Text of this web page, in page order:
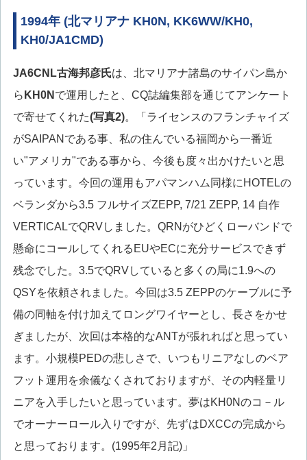
1994年 (北マリアナ KH0N, KK6WW/KH0,
KH0/JA1CMD)
JA6CNL古海邦彦氏は、北マリアナ諸島のサイパン島か
ら KH0N で運用したと、CQ誌編集部を通じてアンケート
で寄せてくれた(写真2)。「ライセンスのフランチャイズ
がSAIPANである事、私の住んでいる福岡から一番近
い"アメリカ"である事から、今後も度々出かけたいと思
っています。今回の運用もアパマンハム同様にHOTELの
ベランダから3.5 フルサイズZEPP, 7/21 ZEPP, 14 自作
VERTICALでQRVしました。QRNがひどくローバンドで
懸命にコールしてくれるEUやECに充分サービスできず
残念でした。3.5でQRVしていると多くの局に1.9への
QSYを依頼されました。今回は3.5 ZEPPのケーブルに予
備の同軸を付け加えてロングワイヤーとし、長さをかせ
ぎましたが、次回は本格的なANTが張れればと思ってい
ます。小規模PEDの悲しさで、いつもリニアなしのベア
フット運用を余儀なくされておりますが、その内軽量リ
ニアを入手したいと思っています。夢はKH0Nのコ－ル
でオーナーロール入りですが、先ずはDXCCの完成から
と思っております。(1995年2月記)」